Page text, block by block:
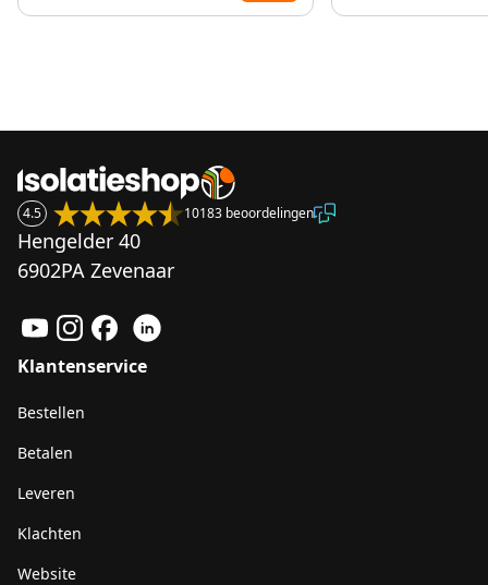
4.5 10183 beoordelingen
Hengelder 40
6902PA Zevenaar
Klantenservice
Bestellen
Betalen
Leveren
Klachten
Website